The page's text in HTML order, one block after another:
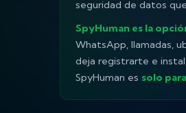
seguridad de datos
SpyHuman es la
WhatsApp, llamadas,
deja registrarte e
SpyHuman es solo